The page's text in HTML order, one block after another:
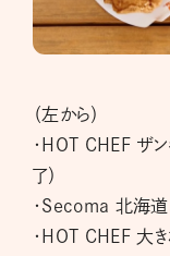
（左から）
・HOT CHEF ザ
了）
・Secoma 北海道
・HOT CHEF 大